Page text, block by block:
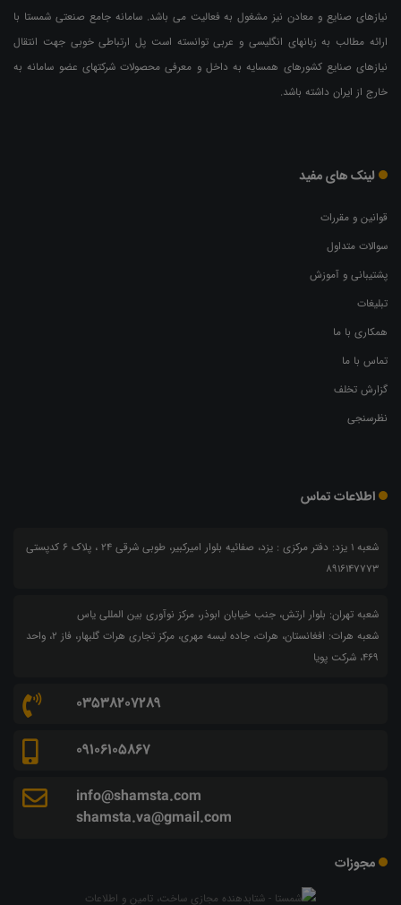
نیازهای صنایع و معادن نیز مشغول به فعالیت می باشد. سامانه جامع صنعتی شمستا با
ارائه مطالب به زبانهای انگلیسی و عربی توانسته است پل ارتباطی خوبی جهت انتقال
نیازهای صنایع کشورهای همسایه به داخل و معرفی محصولات شرکتهای عضو سامانه به
خارج از ایران داشته باشد.
لینک های مفید
قوانین و مقررات
سوالات متداول
پشتیبانی و آموزش
تبلیغات
همکاری با ما
تماس با ما
گزارش تخلف
نظرسنجی
اطلاعات تماس
شعبه 1 یزد: دفتر مرکزی : یزد، صفائیه بلوار امیرکبیر، طوبی شرقی 24 ، پلاک 6 کدپستی
8916147773
شعبه تهران: بلوار ارتش، جنب خیابان ابوذر، مرکز نوآوری بین المللی یاس
شعبه هرات: افغانستان، هرات، جاده لیسه مهری، مرکز تجاری هرات گلبهار، فاز ۲، واحد
۴۶۹، شرکت پویا
03538207289
09106105867
info@shamsta.com
shamsta.va@gmail.com
مجوزات